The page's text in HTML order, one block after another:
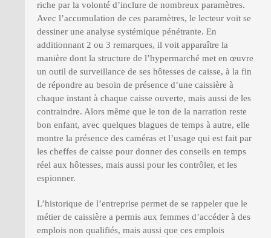
riche par la volonté d’inclure de nombreux paramètres.
Avec l’accumulation de ces paramètres, le lecteur voit se
dessiner une analyse systémique pénétrante. En
additionnant 2 ou 3 remarques, il voit apparaître la
manière dont la structure de l’hypermarché met en œuvre
un outil de surveillance de ses hôtesses de caisse, à la fin
de répondre au besoin de présence d’une caissière à
chaque instant à chaque caisse ouverte, mais aussi de les
contraindre. Alors même que le ton de la narration reste
bon enfant, avec quelques blagues de temps à autre, elle
montre la présence des caméras et l’usage qui est fait par
les cheffes de caisse pour donner des conseils en temps
réel aux hôtesses, mais aussi pour les contrôler, et les
espionner.
L’historique de l’entreprise permet de se rappeler que le
métier de caissière a permis aux femmes d’accéder à des
emplois non qualifiés, mais aussi que ces emplois